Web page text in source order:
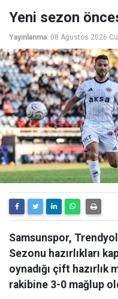
Yeni sezon
Yayınlanma: 08 Ağustos 2026
Samsunspor,
Sezonu hazırlıkları
oynadığı çift hazırlık
rakibine 3-0 mağlup